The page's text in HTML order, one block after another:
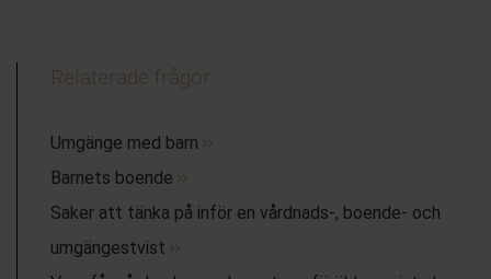
Relaterade frågor
Umgänge med barn
Barnets boende
Saker att tänka på inför en vårdnads-, boende- och
umgängestvist